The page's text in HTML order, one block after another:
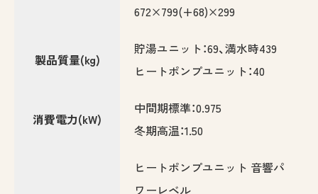
672×799(+68)×299
製品質量(kg)
貯湯ユニット：69、満水時439
ヒートポンプユニット：40
消費電力(kW)
中間期標準：0.975
冬期高温：1.50
ヒートポンプユニット 音響パ
ワーレベル